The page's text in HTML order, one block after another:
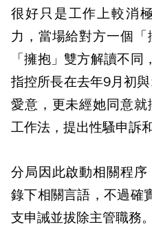
很好只是工作上較消
力，當場給對方一個
「擁抱」雙方解讀不同
指控所長在去年9月初
愛意，更未經她同意
工作法，提出性騷申訴
分局因此啟動相關程
錄下相關言語，不過確
支申誡並拔除主管職務。